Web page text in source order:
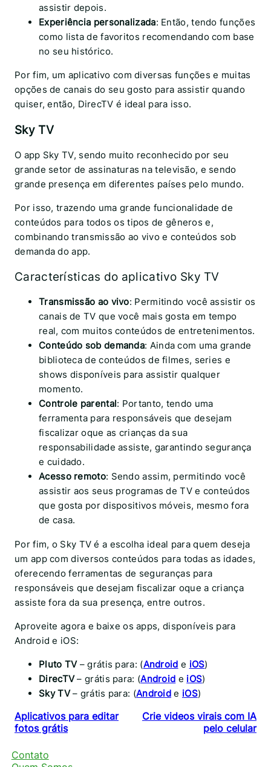
assistir depois.
Experiência personalizada: Então, tendo funções
como lista de favoritos recomendando com base
no seu histórico.
Por fim, um aplicativo com diversas funções e muitas
opções de canais do seu gosto para assistir quando
quiser, então, DirecTV é ideal para isso.
Sky TV
O app Sky TV, sendo muito reconhecido por seu
grande setor de assinaturas na televisão, e sendo
grande presença em diferentes países pelo mundo.
Por isso, trazendo uma grande funcionalidade de
conteúdos para todos os tipos de gêneros e,
combinando transmissão ao vivo e conteúdos sob
demanda do app.
Características do aplicativo Sky TV
Transmissão ao vivo: Permitindo você assistir os
canais de TV que você mais gosta em tempo
real, com muitos conteúdos de entretenimentos.
Conteúdo sob demanda: Ainda com uma grande
biblioteca de conteúdos de filmes, series e
shows disponíveis para assistir qualquer
momento.
Controle parental: Portanto, tendo uma
ferramenta para responsáveis que desejam
fiscalizar oque as crianças da sua
responsabilidade assiste, garantindo segurança
e cuidado.
Acesso remoto: Sendo assim, permitindo você
assistir aos seus programas de TV e conteúdos
que gosta por dispositivos móveis, mesmo fora
de casa.
Por fim, o Sky TV é a escolha ideal para quem deseja
um app com diversos conteúdos para todas as idades,
oferecendo ferramentas de seguranças para
responsáveis que desejam fiscalizar oque a criança
assiste fora da sua presença, entre outros.
Aproveite agora e baixe os apps, disponíveis para
Android e iOS:
Pluto TV– grátis para: (Android e iOS)
DirecTV– grátis para: (Android e iOS)
Sky TV– grátis para: (Android e iOS)
Aplicativos para editar
fotos grátis
Crie videos virais com IA
pelo celular
Contato